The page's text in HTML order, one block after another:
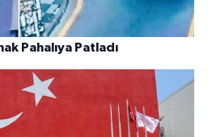
Pahalıya Patladı